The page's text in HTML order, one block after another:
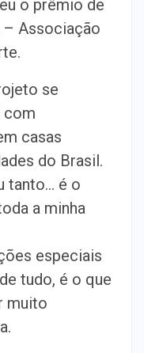
o prêmio de
– Associação
se
com
casas
do Brasil.
tanto… é o
a minha
especiais
tudo, é o que
muito